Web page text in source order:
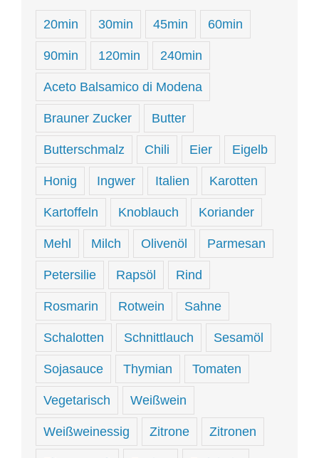
20min 30min 45min 60min
90min 120min 240min
Aceto Balsamico di Modena
Brauner Zucker Butter
Butterschmalz Chili Eier Eigelb
Honig Ingwer Italien Karotten
Kartoffeln Knoblauch Koriander
Mehl Milch Olivenöl Parmesan
Petersilie Rapsöl Rind
Rosmarin Rotwein Sahne
Schalotten Schnittlauch Sesamöl
Sojasauce Thymian Tomaten
Vegetarisch Weißwein
Weißweinessig Zitrone Zitronen